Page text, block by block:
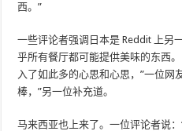
西。”
一些评论者强调日本是 Reddit 上另
乎所有餐厅都可能提供美味的东西
入了如此多的心思和心思，”一位网
棒，”另一位补充道。
马来西亚也上来了。一位评论者说